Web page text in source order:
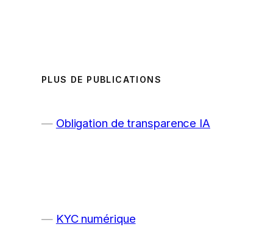
PLUS DE PUBLICATIONS
Obligation de transparence IA
KYC numérique